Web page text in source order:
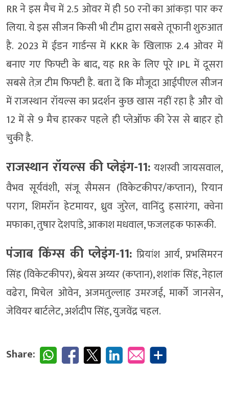
RR ने इस मैच में 2.5 ओवर में ही 50 रनों का आंकड़ा पार कर
लिया. ये इस सीजन किसी भी टीम द्वारा सबसे तूफानी शुरुआत
है. 2023 में ईडन गार्डन्स में KKR के खिलाफ़ 2.4 ओवर में
बनाए गए फिफ्टी के बाद, यह RR के लिए पूरे IPL में दूसरा
सबसे तेज़ टीम फिफ्टी है. बता दें कि मौजूदा आईपीएल सीजन
में राजस्थान रॉयल्स का प्रदर्शन कुछ खास नहीं रहा है और वो
12 में से 9 मैच हारकर पहले ही प्लेऑफ की रेस से बाहर हो
चुकी है.
राजस्थान रॉयल्स की प्लेइंग-11: यशस्वी जायसवाल,
वैभव सूर्यवंशी, संजू सैमसन (विकेटकीपर/कप्तान), रियान
पराग, शिमरॉन हेटमायर, ध्रुव जुरेल, वानिंदु हसारंगा, क्वेना
मफाका, तुषार देशपांडे, आकाश मधवाल, फजलहक फारूकी.
पंजाब किंग्स की प्लेइंग-11: प्रियांश आर्य, प्रभसिमरन
सिंह (विकेटकीपर), श्रेयस अय्यर (कप्तान), शशांक सिंह, नेहाल
वढेरा, मिचेल ओवेन, अजमतुल्लाह उमरजई, मार्को जानसेन,
जेवियर बार्टलेट, अर्शदीप सिंह, युजवेंद्र चहल.
Share: